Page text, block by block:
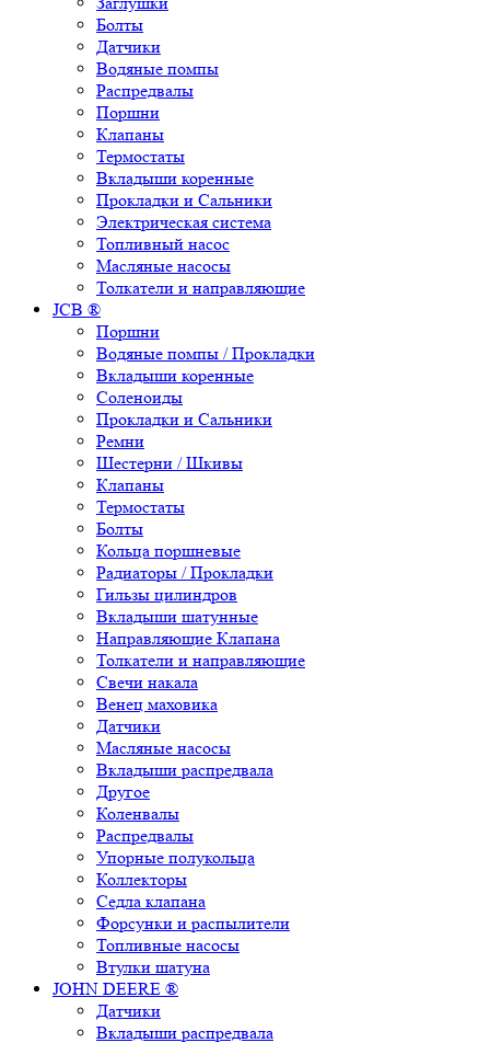
Болты
Датчики
Водяные помпы
Распредвалы
Поршни
Клапаны
Термостаты
Вкладыши коренные
Прокладки и Сальники
Электрическая система
Топливный насос
Масляные насосы
Толкатели и направляющие
JCB ®
Поршни
Водяные помпы / Прокладки
Вкладыши коренные
Соленоиды
Прокладки и Сальники
Ремни
Шестерни / Шкивы
Клапаны
Термостаты
Болты
Кольца поршневые
Радиаторы / Прокладки
Гильзы цилиндров
Вкладыши шатунные
Направляющие Клапана
Толкатели и направляющие
Свечи накала
Венец маховика
Датчики
Масляные насосы
Вкладыши распредвала
Другое
Коленвалы
Распредвалы
Упорные полукольца
Коллекторы
Седла клапана
Форсунки и распылители
Топливные насосы
Втулки шатуна
JOHN DEERE ®
Датчики
Вкладыши распредвала